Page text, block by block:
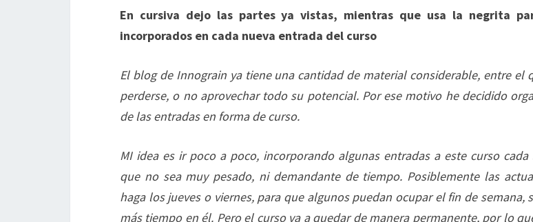
En cursiva dejo las partes ya vistas, mientras que usa la negrita
incorporados en cada nueva entrada del curso
El blog de Innograin ya tiene una cantidad de material considerable, entre el
perderse, o no aprovechar todo su potencial. Por ese motivo he decidido
de las entradas en forma de curso.
MI idea es ir poco a poco, incorporando algunas entradas a este curso cada
que no sea muy pesado, ni demandante de tiempo. Posiblemente las
haga los jueves o viernes, para que algunos puedan ocupar el fin de semana,
más tiempo en él. Pero el curso va a quedar de manera permanente, por lo